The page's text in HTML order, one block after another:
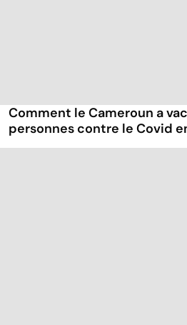
Comment le Cameroun a
personnes contre le Covid